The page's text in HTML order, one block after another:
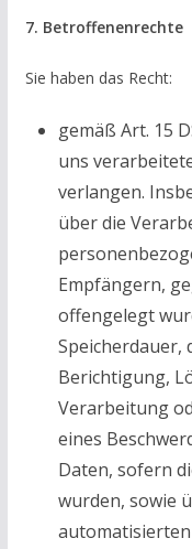
7. Betroffenenrechte
Sie haben das Recht:
gemäß Art. 15
uns
verlangen.
über die
Empfängern,
offengelegt
Speicherdauer,
Berichtigung,
Verarbeitung
eines
Daten, sofern
wurden, sowie